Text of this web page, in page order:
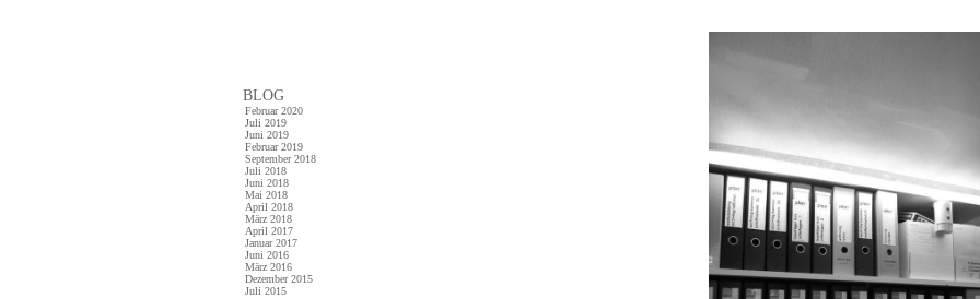
BLOG
Februar 2020
Juli 2019
Juni 2019
Februar 2019
September 2018
Juli 2018
Juni 2018
Mai 2018
April 2018
März 2018
April 2017
Januar 2017
Juni 2016
März 2016
Dezember 2015
Juli 2015